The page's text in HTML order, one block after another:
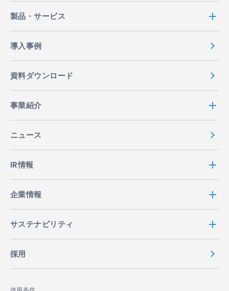
製品・サービス
導入事例
資料ダウンロード
事業紹介
ニュース
IR情報
企業情報
サステナビリティ
採用